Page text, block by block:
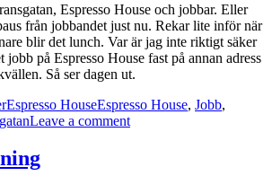
Espresso House och jobbar. Eller
från jobbandet just nu. Rekar lite inför när
blir det lunch. Var är jag inte riktigt säker
på Espresso House fast på annan adress
Så ser dagen ut.
Categories
Espresso HouseTags
Espresso House, Jobb,
Leave a commenton